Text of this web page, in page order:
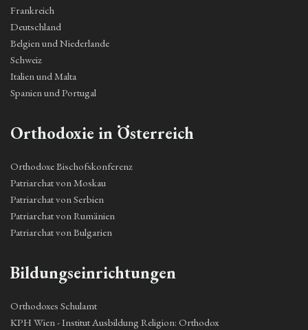
Frankreich
Deutschland
Belgien und Niederlande
Schweiz
Italien und Malta
Spanien und Portugal
Orthodoxie in Österreich
Orthodoxe Bischofskonferenz
Patriarchat von Moskau
Patriarchat von Serbien
Patriarchat von Rumänien
Patriarchat von Bulgarien
Bildungseinrichtungen
Orthodoxes Schulamt
KPH Wien - Institut Ausbildung Religion: Orthodox